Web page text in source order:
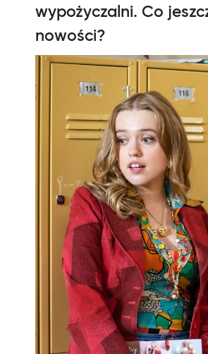
wypożyczalni. Co
nowości?